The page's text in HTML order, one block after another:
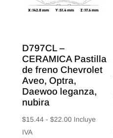
D797CL –
CERAMICA Pastilla
de freno Chevrolet
Aveo, Optra,
Daewoo leganza,
nubira
$15.44 - $22.00Rango
Incluye
IVA